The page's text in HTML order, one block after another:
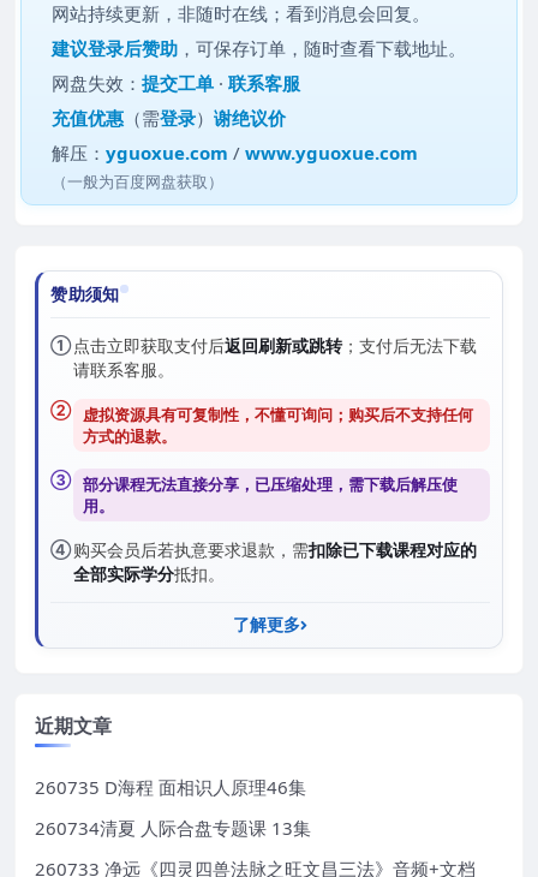
网站持续更新，非随时在线；看到消息会回复。
建议登录后赞助 ，可保存订单，随时查看下载地址。
网盘失效：提交工单 ·联系客服
充值优惠 （需登录）谢绝议价
解压：yguoxue.com /www.yguoxue.com
（一般为百度网盘获取）
赞助须知
①点击立即获取支付后返回刷新或跳转；支付后无法下载
请联系客服。
② 虚拟资源具有可复制性，不懂可询问；购买后不支持任何
方式的退款。
③ 部分课程无法直接分享，已压缩处理，需下载后解压使
用。
④购买会员后若执意要求退款，需扣除已下载课程对应的
全部实际学分抵扣。
了解更多
近期文章
260735 D海程 面相识人原理46集
260734清夏 人际合盘专题课 13集
260733 净远《四灵四兽法脉之旺文昌三法》音频+文档